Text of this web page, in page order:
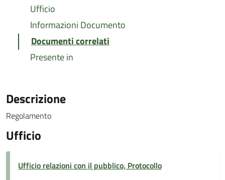
Ufficio
Informazioni Documento
Documenti correlati
Presente in
Descrizione
Regolamento
Ufficio
Ufficio relazioni con il pubblico, Protocollo